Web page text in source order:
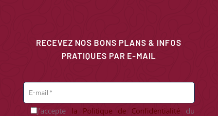
RECEVEZ NOS BONS PLANS & INFOS
PRATIQUES PAR E-MAIL
J'accepte la Politique de Confidentialité du